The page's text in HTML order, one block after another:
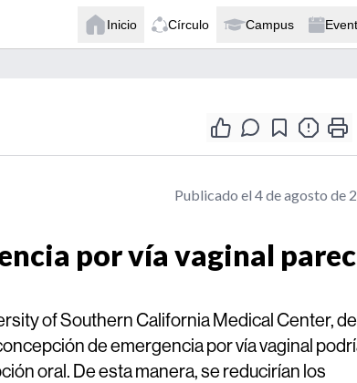
Inicio Círculo Campus
Publicado el 4 de agosto de
por vía vaginal
of Southern California Medical Center, de
de emergencia por vía vaginal
oral. De esta manera, se reducirían los